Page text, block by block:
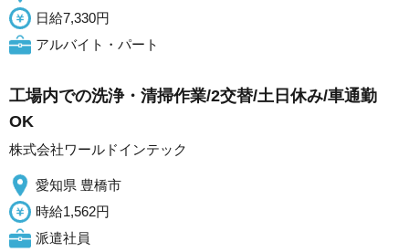
日給7,330円
アルバイト・パート
工場内での洗浄・清掃作業/2交替/土日休み/車通勤
OK
株式会社ワールドインテック
愛知県 豊橋市
時給1,562円
派遣社員